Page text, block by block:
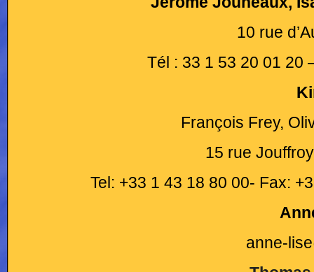
10 rue
Tél : 33 1 53 20 01 20
François Frey,
15 rue
Tel: +33 1 43 18 80 00- Fax:
anne-